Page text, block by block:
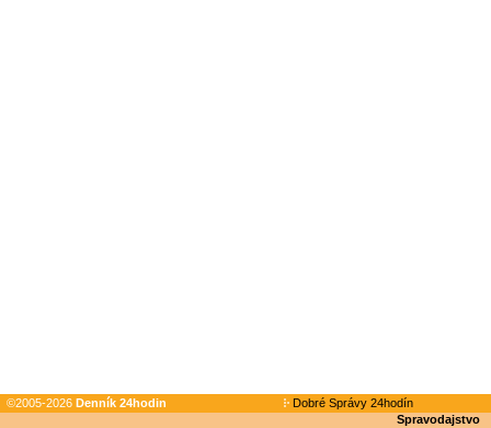
©2005-2026 Denník 24hodin
Dobré Správy 24hodín
Spravodajstvo